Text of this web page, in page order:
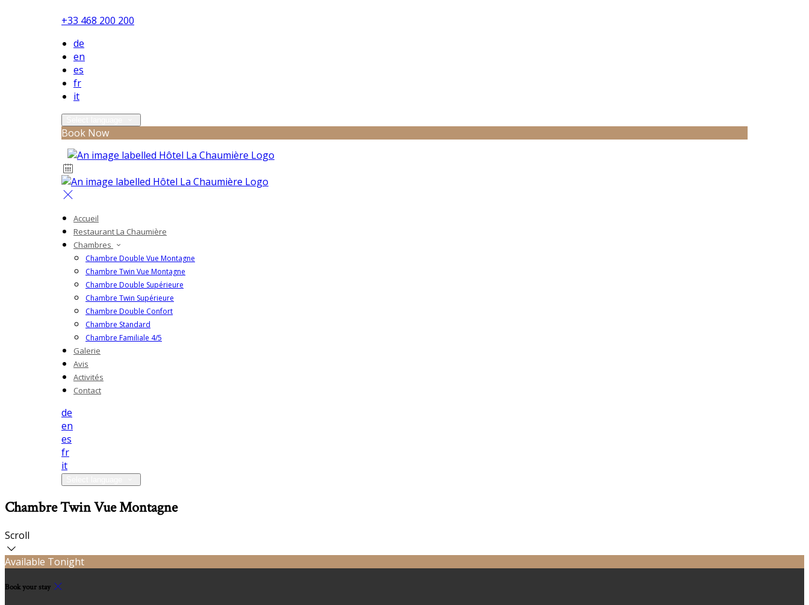
+33 468 200 200
de
en
es
fr
it
Book Now
Accueil
Restaurant La Chaumière
Chambres
Chambre Double Vue Montagne
Chambre Twin Vue Montagne
Chambre Double Supérieure
Chambre Twin Supérieure
Chambre Double Confort
Chambre Standard
Chambre Familiale 4/5
Galerie
Avis
Activités
Contact
de
en
es
fr
it
Chambre Twin Vue Montagne
Scroll
Available Tonight
Book your stay